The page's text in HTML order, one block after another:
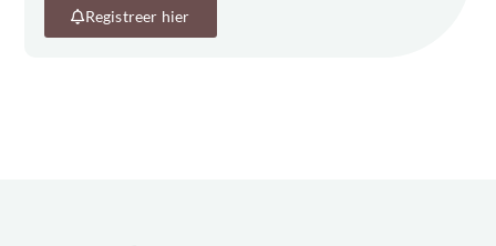
Registreer hier